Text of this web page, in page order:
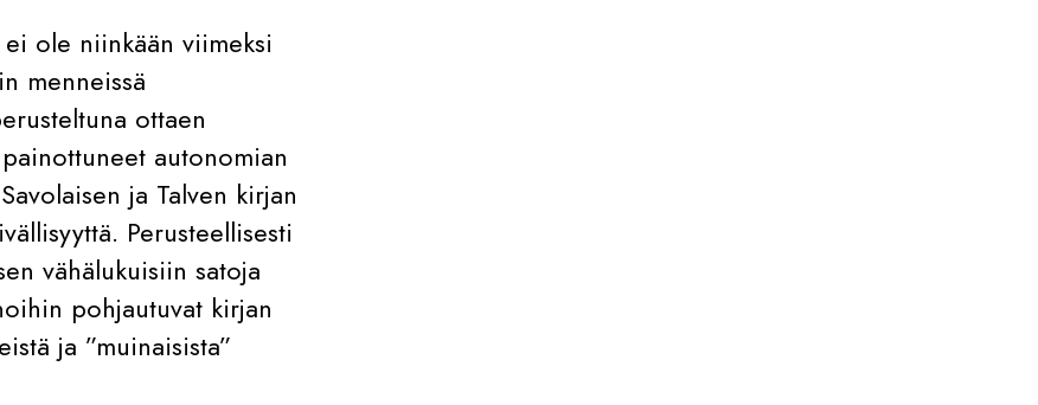
ole niinkään viimeksi
menneissä
ottaen
autonomian
ja Talven kirjan
Perusteellisesti
vähälukuisiin satoja
pohjautuvat kirjan
ja ”muinaisista”